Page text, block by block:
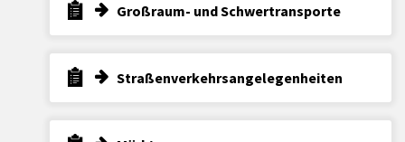
Großraum- und Schwertransporte
Straßenverkehrsangelegenheiten